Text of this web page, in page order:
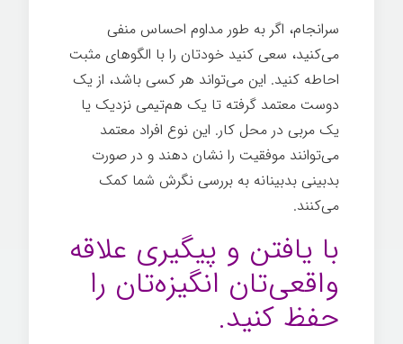
سرانجام، اگر به طور مداوم احساس منفی
می‌کنید، سعی کنید خودتان را با الگوهای مثبت
احاطه کنید. این می‌تواند هر کسی باشد، از یک
دوست معتمد گرفته تا یک هم‌تیمی نزدیک یا
یک مربی در محل کار. این نوع افراد معتمد
می‌توانند موفقیت را نشان دهند و در صورت
بدبینی بدبینانه به بررسی نگرش شما کمک
می‌کنند.
با یافتن و پیگیری علاقه
واقعی‌تان انگیزه‌تان را
حفظ کنید.